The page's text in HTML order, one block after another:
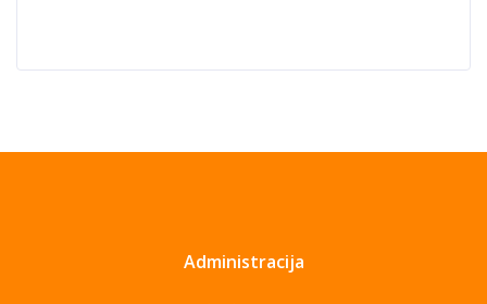
Administracija